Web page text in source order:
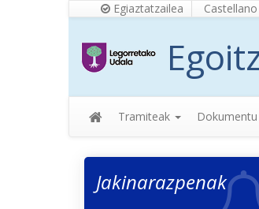
Egiaztatzailea Castellano
Tramiteak
Jakinarazpenak